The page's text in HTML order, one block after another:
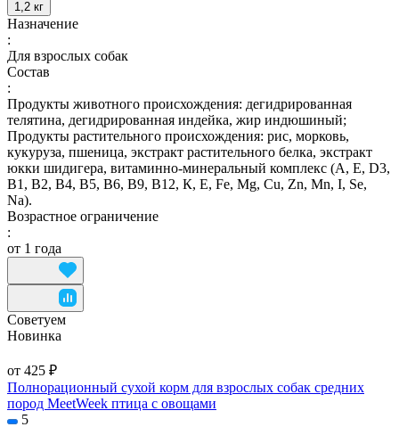
1,2 кг
Назначение
:
Для взрослых собак
Состав
:
Продукты животного происхождения: дегидрированная
телятина, дегидрированная индейка, жир индюшиный;
Продукты растительного происхождения: рис, морковь,
кукуруза, пшеница, экстракт растительного белка, экстракт
юкки шидигера, витаминно-минеральный комплекс (А, E, D3,
В1, В2, В4, В5, В6, В9, В12, К, Е, Fe, Mg, Cu, Zn, Mn, I, Se,
Na).
Возрастное ограничение
:
от 1 года
Советуем
Новинка
от 425 ₽
Полнорационный сухой корм для взрослых собак средних
пород MeetWeek птица с овощами
5